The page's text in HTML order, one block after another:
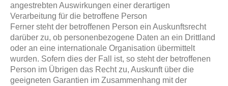
angestrebten Auswirkungen einer derartigen
Verarbeitung für die betroffene Person
Ferner steht der betroffenen Person ein Auskunftsrecht
darüber zu, ob personenbezogene Daten an ein Drittland
oder an eine internationale Organisation übermittelt
wurden. Sofern dies der Fall ist, so steht der betroffenen
Person im Übrigen das Recht zu, Auskunft über die
geeigneten Garantien im Zusammenhang mit der